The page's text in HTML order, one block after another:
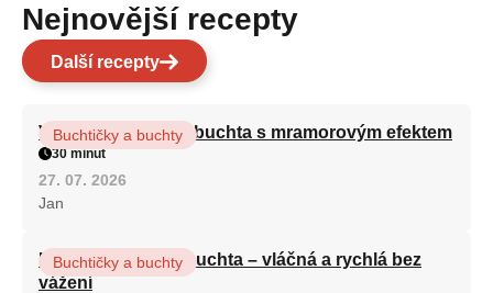
Nejnovější recepty
Další recepty
Vláčná olejová litá buchta s mramorovým efektem
Buchtičky a buchty
30 minut
27. 07. 2026
Jan
Hrnková maková buchta – vláčná a rychlá bez
vážení
Buchtičky a buchty